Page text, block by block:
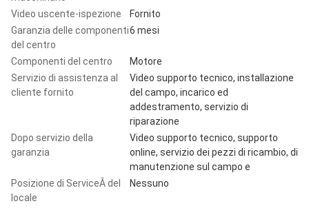
Video uscente-ispezione
Fornito
Garanzia delle componenti
del centro
6 mesi
Componenti del centro
Motore
Servizio di assistenza al
cliente fornito
Video supporto tecnico, installazione
del campo, incarico ed
addestramento, servizio di
riparazione
Dopo servizio della
garanzia
Video supporto tecnico, supporto
online, servizio dei pezzi di ricambio, di
manutenzione sul campo e
Posizione di ServiceÂ del
locale
Nessuno